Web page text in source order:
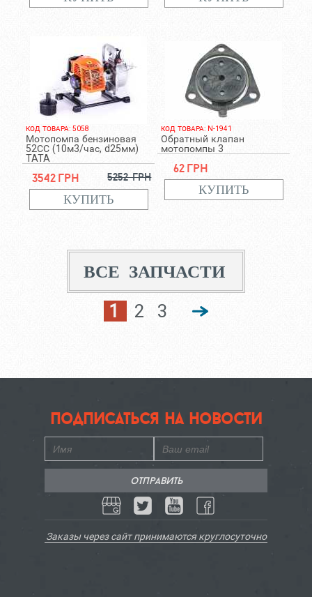
КОД ТОВАРА: 5058
Мотопомпа бензиновая
52СС (10м3/час, d25мм)
TATA
3542 грн 5252 грн
КОД ТОВАРА: N-1941
Обратный клапан
мотопомпы 3
62 грн
ВСЕ ЗАПЧАСТИ
1
2 3
подписаться на новости
Заказы через сайт принимаются круглосуточно